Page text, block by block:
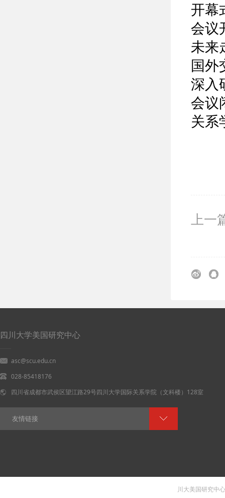
开幕
会议
未来
国外
深入
会议
关系
上一
四川大学美国研究中心
asc@scu.edu.cn
028-85418176
四川省成都市武侯区望江路29号四川大学国际关系学院（文科楼）128室
友情链接
川大美国研究中